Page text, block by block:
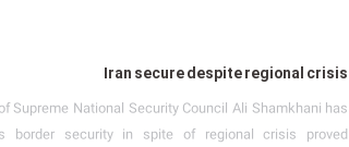
Iran secure despite regional crisis
Supreme National Security Council Ali Shamkhani has
border security in spite of regional crisis proved